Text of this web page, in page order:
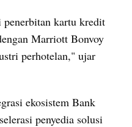
kartu kredit
Marriott Bonvoy
perhotelan," ujar
ekosistem Bank
penyedia solusi